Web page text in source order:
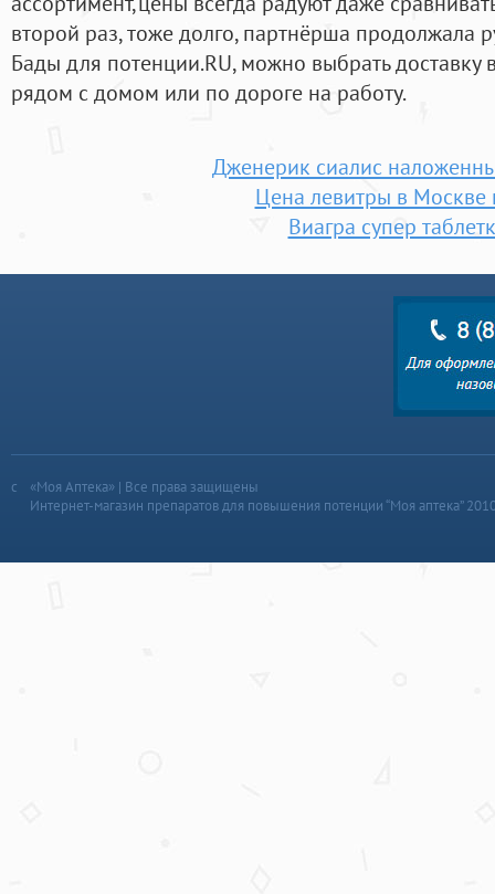
второй раз, тоже долго, партнёрша продолжала
Бады для потенции.RU, можно выбрать доставку
рядом с домом или по дороге на работу.
Дженерик сиалис
Цена левитры в Москве
Виагра супер
«Моя Аптека» | Все права защищены
Интернет-магазин препаратов для повышения потенции “Моя аптека”